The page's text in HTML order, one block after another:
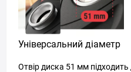
Універсальний діаметр
Отвір диска 51 мм підходить